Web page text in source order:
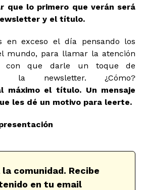
que lo primero que verán será
y el título.
en exceso el día pensando los
mundo, para llamar la atención
con que darle un toque de
la newsletter. ¿Cómo?
máximo el título. Un mensaje
les dé un motivo para leerte.
comunidad. Recibe
en tu email